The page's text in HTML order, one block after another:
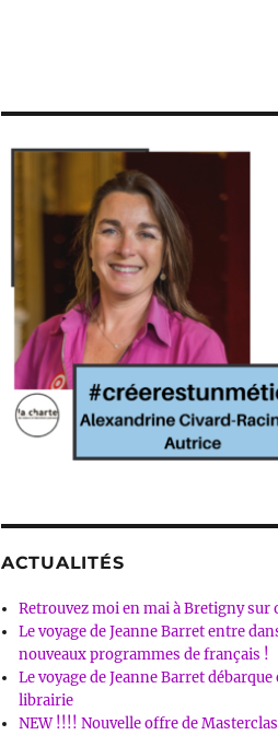
ACTUALITÉS
Retrouvez moi en mai à Bretigny sur
Le voyage de Jeanne Barret entre
nouveaux programmes de français !
Le voyage de Jeanne Barret débarque
librairie
NEW !!!! Nouvelle offre de